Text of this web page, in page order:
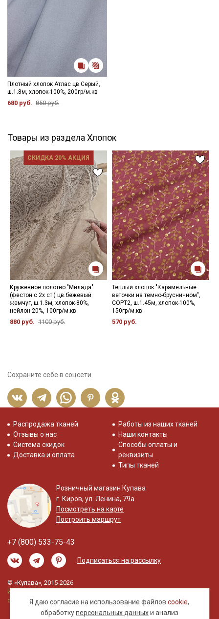
Плотный хлопок Атлас цв.Серый,
ш.1.8м, хлопок-100%, 200гр/м.кв
680 руб. 850 руб.
Товары из раздела Хлопок
СКИДКА 20% АКЦИЯ
Кружевное полотно "Милада"
(фестон с 2х ст.) цв.бежевый
жемчуг, ш.1.3м, хлопок-80%,
нейлон-20%, 100гр/м.кв
880 руб. 1100 руб.
Теплый хлопок "Карамельные
веточки на темно-брусничном",
СОРТ2, ш.1.45м, хлопок-100%,
150гр/м.кв
570 руб.
Сохраните себе в соцсети
Я даю согласие на использование файловcookie,
обработкуперсональных данныхи анализ
Распродажа тканей
Отзывы о нас
Система скидок
Доставка и оплата
Работы из наших тканей
Наши контакты
Способы оплаты и
реквизиты
Типы тканей
Розничный магазин Купава
г. Киров, ул. Ленина, 79а
Посмотреть на карте
Построить маршрут
+7 (800) 533-75-43
Подписаться на рассылку
© «Купава», 2015-2026
Информация на сайте не является публичной
офертой.